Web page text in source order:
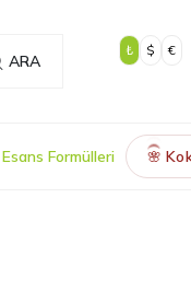
ARA
₺ $ €
Esans Formülleri 🌸